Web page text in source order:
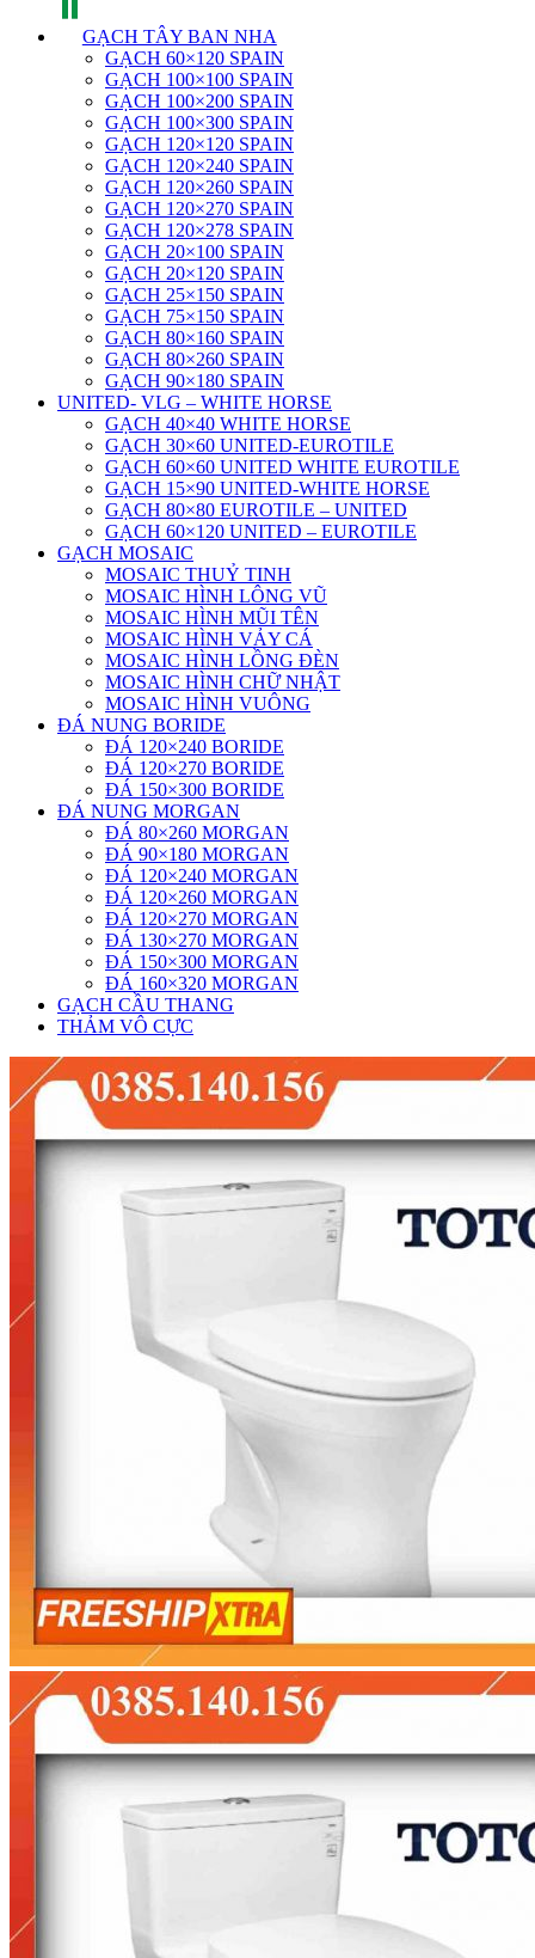
GẠCH TÂY BAN NHA
GẠCH 60×120 SPAIN
GẠCH 100×100 SPAIN
GẠCH 100×200 SPAIN
GẠCH 100×300 SPAIN
GẠCH 120×120 SPAIN
GẠCH 120×240 SPAIN
GẠCH 120×260 SPAIN
GẠCH 120×270 SPAIN
GẠCH 120×278 SPAIN
GẠCH 20×100 SPAIN
GẠCH 20×120 SPAIN
GẠCH 25×150 SPAIN
GẠCH 75×150 SPAIN
GẠCH 80×160 SPAIN
GẠCH 80×260 SPAIN
GẠCH 90×180 SPAIN
UNITED- VLG – WHITE HORSE
GẠCH 40×40 WHITE HORSE
GẠCH 30×60 UNITED-EUROTILE
GẠCH 60×60 UNITED WHITE EUROTILE
GẠCH 15×90 UNITED-WHITE HORSE
GẠCH 80×80 EUROTILE – UNITED
GẠCH 60×120 UNITED – EUROTILE
GẠCH MOSAIC
MOSAIC THUỶ TINH
MOSAIC HÌNH LÔNG VŨ
MOSAIC HÌNH MŨI TÊN
MOSAIC HÌNH VẢY CÁ
MOSAIC HÌNH LỒNG ĐÈN
MOSAIC HÌNH CHỮ NHẬT
MOSAIC HÌNH VUÔNG
ĐÁ NUNG BORIDE
ĐÁ 120×240 BORIDE
ĐÁ 120×270 BORIDE
ĐÁ 150×300 BORIDE
ĐÁ NUNG MORGAN
ĐÁ 80×260 MORGAN
ĐÁ 90×180 MORGAN
ĐÁ 120×240 MORGAN
ĐÁ 120×260 MORGAN
ĐÁ 120×270 MORGAN
ĐÁ 130×270 MORGAN
ĐÁ 150×300 MORGAN
ĐÁ 160×320 MORGAN
GẠCH CẦU THANG
THẢM VÔ CỰC